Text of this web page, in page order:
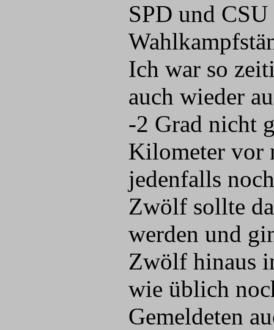
SPD und
Ich war so
auch wieder
-2 Grad nicht
Kilometer vor
jedenfalls
Zwölf sollte
werden und
Zwölf hinaus
wie üblich
Gemeldeten